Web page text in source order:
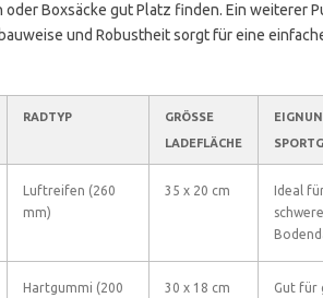
Boxsäcke gut Platz finden. Ein weiterer
und Robustheit sorgt für eine
RADTYP
GRÖSSE L
ADEFLÄCHE
Luftreifen (260
mm)
35 x 20 cm
Ideal
Hartgummi (200
30 x 18 cm
Gut für